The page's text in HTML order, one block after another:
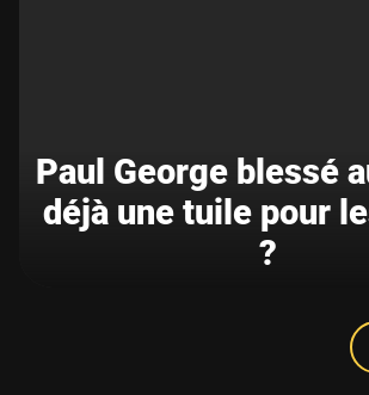
Paul George blessé
déjà une tuile pour
?